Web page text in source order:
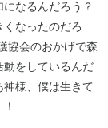
なるんだろう？
なったのだろ
協会のおかげで森
動をしているんだ
様、僕は生きて